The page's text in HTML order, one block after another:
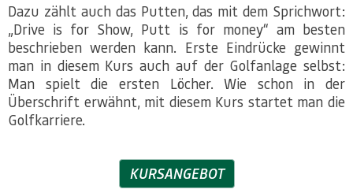
Dazu zählt auch das Putten, das mit dem Sprichwort:
„Drive is for Show, Putt is for money“ am besten
beschrieben werden kann. Erste Eindrücke gewinnt
man in diesem Kurs auch auf der Golfanlage selbst:
Man spielt die ersten Löcher. Wie schon in der
Überschrift erwähnt, mit diesem Kurs startet man die
Golfkarriere.
KURSANGEBOT